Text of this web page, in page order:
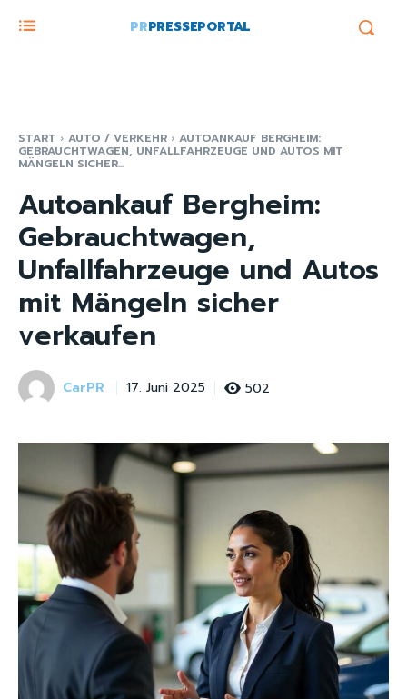
PRPRESSEPORTAL
START AUTO / VERKEHR AUTOANKAUF BERGHEIM:
GEBRAUCHTWAGEN, UNFALLFAHRZEUGE UND AUTOS MIT
MÄNGELN SICHER...
Autoankauf Bergheim:
Gebrauchtwagen,
Unfallfahrzeuge und Autos
mit Mängeln sicher
verkaufen
CarPR 17. Juni 2025 502